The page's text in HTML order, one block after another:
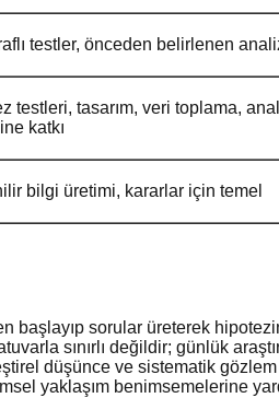
testler, önceden belirlenen
testleri, tasarım, veri toplama,
katkı
bilgi üretimi, kararlar için temel
başlayıp sorular üreterek
sınırlı değildir; günlük
düşünce ve sistematik gözlem
yaklaşım benimsemelerine